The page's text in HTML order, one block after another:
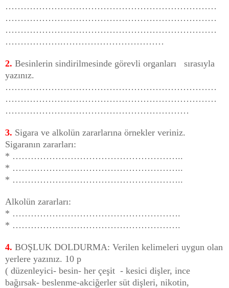
……………………………………………………………
……………………………………………………………
……………………………………………………………
……………….……………………………
2. Besinlerin sindirilmesinde görevli organları sırasıyla
yazınız.
……………………………………………………………
……………………………………………………………
……………………………………………………
3. Sigara ve alkolün zararlarına örnekler veriniz.
Sigaranın zararları:
* ………………………………………………..
* ………………………………………………..
* ………………………………………………..
Alkolün zararları:
* ……………………………………………….
* ……………………………………………….
4. BOŞLUK DOLDURMA: Verilen kelimeleri uygun olan
yerlere yazınız. 10 p
( düzenleyici- besin- her çeşit - kesici dişler, ince
bağırsak- beslenme-akciğerler süt dişleri, nikotin,